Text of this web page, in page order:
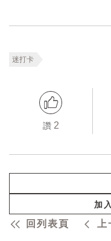
迷打卡
讚 2
加
回列表頁 上